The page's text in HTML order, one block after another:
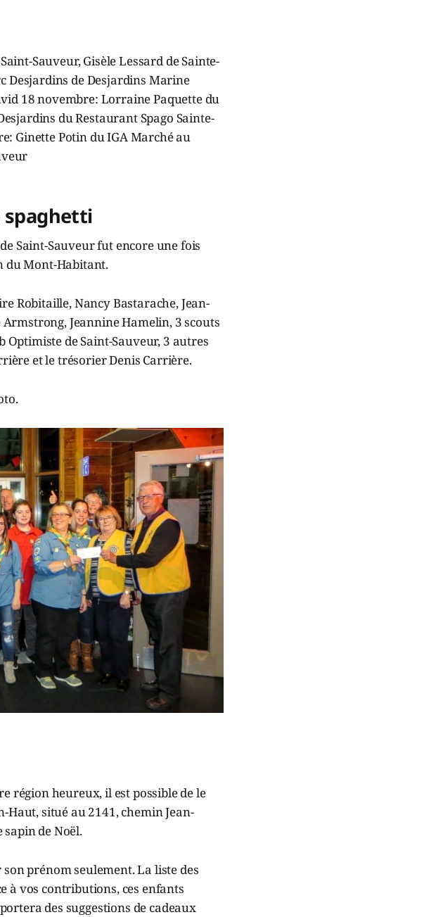
Sauveur, Gisèle Lessard de Sainte-
Desjardins de Desjardins Marine
18 novembre: Lorraine Paquette du
du Restaurant Spago Sainte-
Ginette Potin du IGA Marché au
spaghetti
Saint-Sauveur fut encore une fois
du Mont-Habitant.
Robitaille, Nancy Bastarache, Jean-
Jeannine Hamelin, 3 scouts
Optimiste de Saint-Sauveur, 3 autres
et le trésorier Denis Carrière.
région heureux, il est possible de le
Haut, situé au 2141, chemin Jean-
de Noël.
prénom seulement. La liste des
à vos contributions, ces enfants
des suggestions de cadeaux